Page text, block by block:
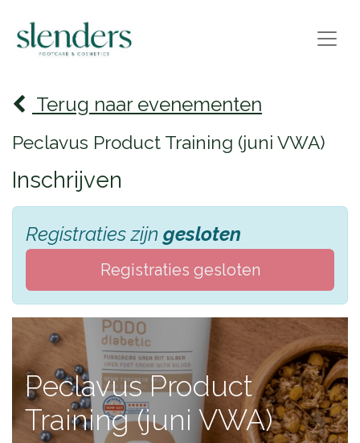
Terug naar evenementen
Peclavus Product Training (juni VWA)
Inschrijven
Registraties zijn gesloten
Registraties gesloten
Peclavus Product
Training (juni VWA)